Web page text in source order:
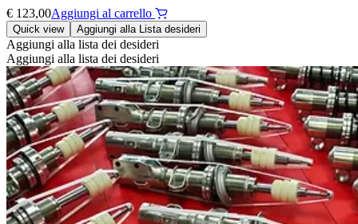
€ 123,00Aggiungi al carrello
Quick view Aggiungi alla Lista desideri
Aggiungi alla lista dei desideri
Aggiungi alla lista dei desideri